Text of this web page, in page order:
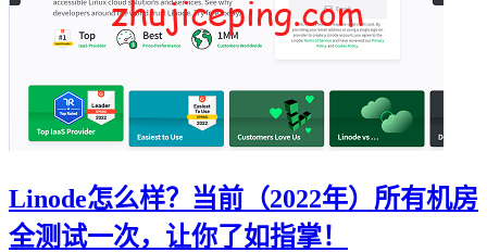
Linode怎么样？当前（2022年）所有机房
全测试一次，让你了如指掌！